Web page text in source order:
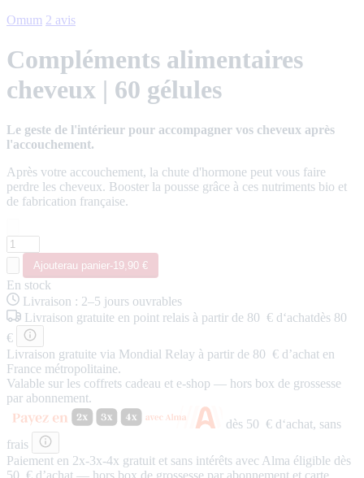
Omum 2 avis
Compléments alimentaires
cheveux | 60 gélules
Le geste de l'intérieur pour accompagner vos cheveux après
l'accouchement.
Après votre accouchement, la chute d'hormone peut vous faire
perdre les cheveux. Booster la pousse grâce à ces nutriments bio et
de fabrication française.
Ajouterau panier-19,90 €
En stock
Livraison : 2–5 jours ouvrables
Livraison gratuite en point relais à partir de 80 € d‘achatdès 80
€
Livraison gratuite via Mondial Relay à partir de 80 € d’achat en
France métropolitaine.
Valable sur les coffrets cadeau et e-shop — hors box de grossesse
par abonnement.
dès 50 € d‘achat, sans
frais
Paiement en 2x-3x-4x gratuit et sans intérêts avec Alma éligible dès
50 € d’achat — hors box de grossesse par abonnement et carte